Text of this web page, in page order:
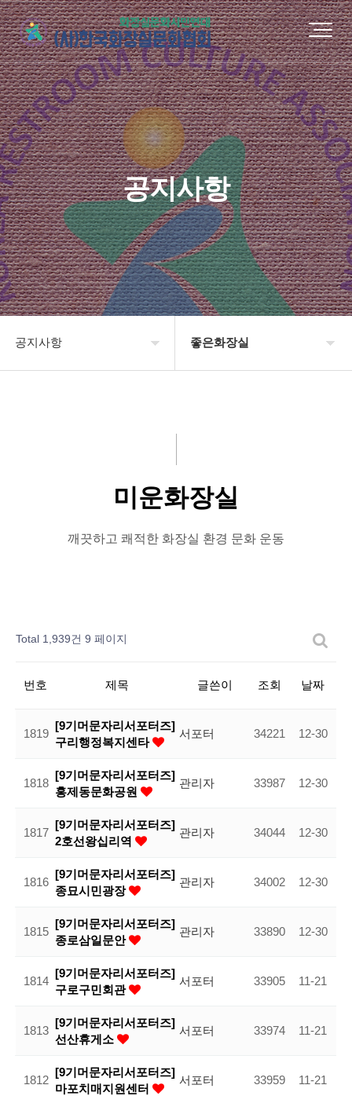
공지사항
공지사항 좋은화장실
미운화장실
시민이뽑은Best&Worst
미운화장실
깨끗하고 쾌적한 화장실 환경 문화 운동
Total 1,939건 9 페이지
번호 제목 글쓴이 조회 날짜
1819
[9기머문자리서포터즈]
구리행정복지센타
서포터 34221 12-30
1818
[9기머문자리서포터즈]
홍제동문화공원
관리자 33987 12-30
1817
[9기머문자리서포터즈]
2호선왕십리역
관리자 34044 12-30
1816
[9기머문자리서포터즈]
종묘시민광장
관리자 34002 12-30
1815
[9기머문자리서포터즈]
종로삼일문안
관리자 33890 12-30
1814
[9기머문자리서포터즈]
구로구민회관
서포터 33905 11-21
1813
[9기머문자리서포터즈]
선산휴게소
서포터 33974 11-21
1812
[9기머문자리서포터즈]
마포치매지원센터
서포터 33959 11-21